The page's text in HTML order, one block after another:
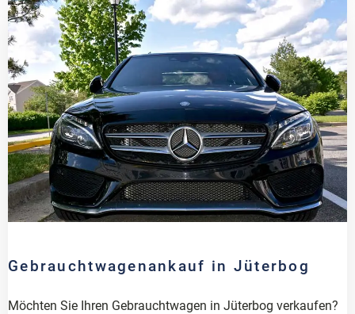
Gebrauchtwagenankauf in Jüterbog
Möchten Sie Ihren Gebrauchtwagen in Jüterbog verkaufen?